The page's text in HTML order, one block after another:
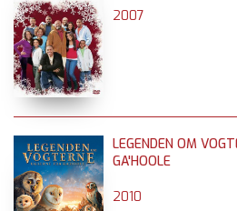
2007
LEGENDEN OM
GA'HOOLE
2010